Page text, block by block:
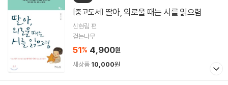
[중고도서] 딸아, 외로울 때는 시를 읽으렴
신현림 편
걷는나무
51% 4,900원
새상품 10,000원